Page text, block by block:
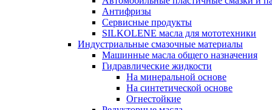
Антифризы
Сервисные продукты
SILKOLENE масла для мототехники
Индустриальные смазочные материалы
Машинные масла общего назначения
Гидравлические жидкости
На минеральной основе
На синтетической основе
Огнестойкие